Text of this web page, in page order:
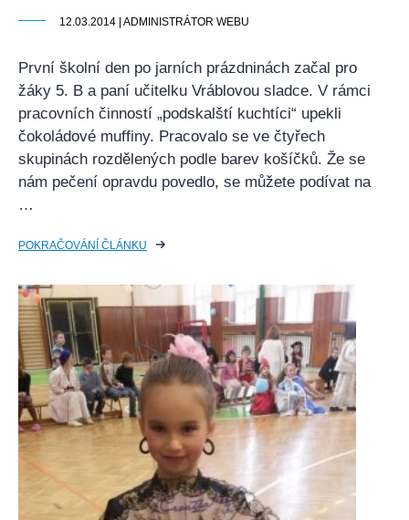
12.03.2014 | ADMINISTRÁTOR WEBU
První školní den po jarních prázdninách začal pro
žáky 5. B a paní učitelku Vráblovou sladce. V rámci
pracovních činností „podskalští kuchtíci“ upekli
čokoládové muffiny. Pracovalo se ve čtyřech
skupinách rozdělených podle barev košíčků. Že se
nám pečení opravdu povedlo, se můžete podívat na
…
POKRAČOVÁNÍ ČLÁNKU